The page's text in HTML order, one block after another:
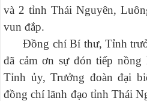
và 2 tỉnh Thái Nguyên,
vun đắp.
Đồng chí Bí thư, Tỉnh
đã cảm ơn sự đón tiếp
Tỉnh ủy, Trưởng đoàn đại
đồng chí lãnh đạo tỉnh Thái